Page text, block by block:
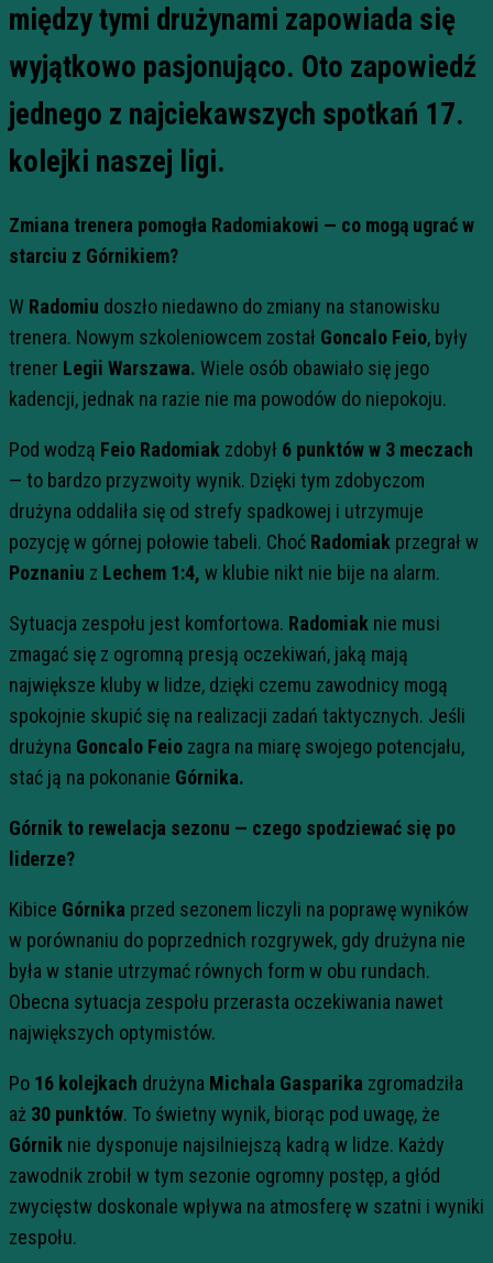
między tymi drużynami zapowiada się
wyjątkowo pasjonująco. Oto zapowiedź
jednego z najciekawszych spotkań 17.
kolejki naszej ligi.
Zmiana trenera pomogła Radomiakowi — co mogą ugrać w
starciu z Górnikiem?
W Radomiu doszło niedawno do zmiany na stanowisku
trenera. Nowym szkoleniowcem został Goncalo Feio, były
trener Legii Warszawa. Wiele osób obawiało się jego
kadencji, jednak na razie nie ma powodów do niepokoju.
Pod wodzą Feio Radomiak zdobył 6 punktów w 3 meczach
— to bardzo przyzwoity wynik. Dzięki tym zdobyczom
drużyna oddaliła się od strefy spadkowej i utrzymuje
pozycję w górnej połowie tabeli. Choć Radomiak przegrał w
Poznaniu z Lechem 1:4, w klubie nikt nie bije na alarm.
Sytuacja zespołu jest komfortowa. Radomiak nie musi
zmagać się z ogromną presją oczekiwań, jaką mają
największe kluby w lidze, dzięki czemu zawodnicy mogą
spokojnie skupić się na realizacji zadań taktycznych. Jeśli
drużyna Goncalo Feio zagra na miarę swojego potencjału,
stać ją na pokonanie Górnika.
Górnik to rewelacja sezonu — czego spodziewać się po
liderze?
Kibice Górnika przed sezonem liczyli na poprawę wyników
w porównaniu do poprzednich rozgrywek, gdy drużyna nie
była w stanie utrzymać równych form w obu rundach.
Obecna sytuacja zespołu przerasta oczekiwania nawet
największych optymistów.
Po 16 kolejkach drużyna Michala Gasparika zgromadziła
aż 30 punktów. To świetny wynik, biorąc pod uwagę, że
Górnik nie dysponuje najsilniejszą kadrą w lidze. Każdy
zawodnik zrobił w tym sezonie ogromny postęp, a głód
zwycięstw doskonale wpływa na atmosferę w szatni i wyniki
zespołu.